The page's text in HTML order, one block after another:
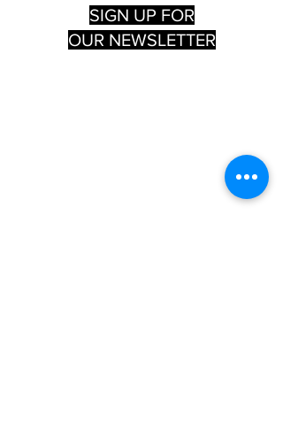
SIGN UP FOR
OUR NEWSLETTER